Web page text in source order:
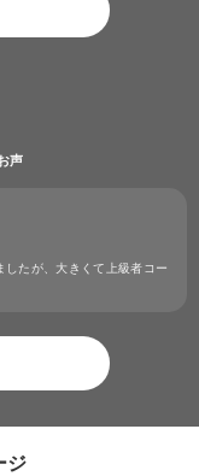
声
たが、大きくて上級者コー
ジ